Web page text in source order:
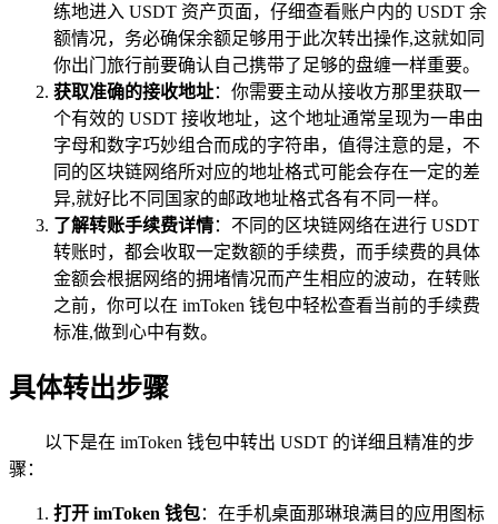
练地进入 USDT 资产页面，仔细查看账户内的 USDT 余
额情况，务必确保余额足够用于此次转出操作,这就如同
你出门旅行前要确认自己携带了足够的盘缠一样重要。
获取准确的接收地址：你需要主动从接收方那里获取一
个有效的 USDT 接收地址，这个地址通常呈现为一串由
字母和数字巧妙组合而成的字符串，值得注意的是，不
同的区块链网络所对应的地址格式可能会存在一定的差
异,就好比不同国家的邮政地址格式各有不同一样。
了解转账手续费详情：不同的区块链网络在进行 USDT
转账时，都会收取一定数额的手续费，而手续费的具体
金额会根据网络的拥堵情况而产生相应的波动，在转账
之前，你可以在 imToken 钱包中轻松查看当前的手续费
标准,做到心中有数。
具体转出步骤
以下是在 imToken 钱包中转出 USDT 的详细且精准的步
骤：
打开 imToken 钱包：在手机桌面那琳琅满目的应用图标